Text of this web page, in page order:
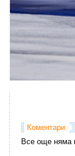
Коментари
Все още няма